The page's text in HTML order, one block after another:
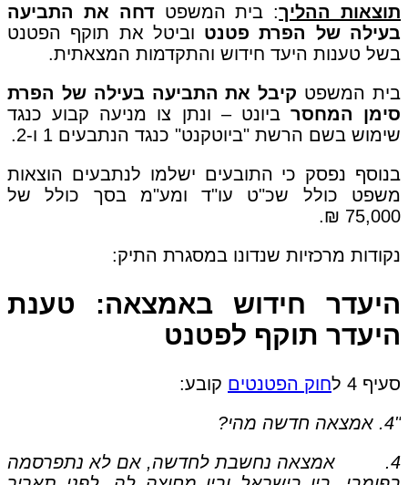
תוצאות ההליך: בית המשפטדחה את התביעה
בעילה של הפרת פטנט וביטל את תוקף הפטנט
בשל טענות היעד חידוש והתקדמות המצאתית.
בית המשפט קיבל את התביעה בעילה של הפרת
סימן המחסר ביונט – ונתן צו מניעה קבוע כנגד
שימוש בשם הרשת "ביוטקנט" כנגד הנתבעים 1 ו-2.
בנוסף נפסק כי התובעים ישלמו לנתבעים הוצאות
משפט כולל שכ"ט עו"ד ומע"מ בסך כולל של
75,000 ₪.
נקודות מרכזיות שנדונו במסגרת התיק:
היעדר חידוש באמצאה: טענת
היעדר תוקף לפטנט
סעיף 4 ל חוק הפטנטים קובע:
"4. אמצאה חדשה מהי?
4. אמצאה נחשבת לחדשה, אם לא נתפרסמה